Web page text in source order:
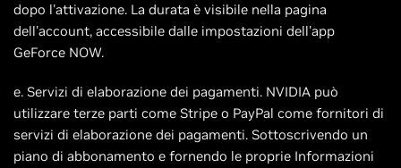
dopo l'attivazione. La durata è visibile nella pagina
dell'account, accessibile dalle impostazioni dell'app
GeForce NOW.
e. Servizi di elaborazione dei pagamenti. NVIDIA può
utilizzare terze parti come Stripe o PayPal come fornitori di
servizi di elaborazione dei pagamenti. Sottoscrivendo un
piano di abbonamento e fornendo le proprie Informazioni